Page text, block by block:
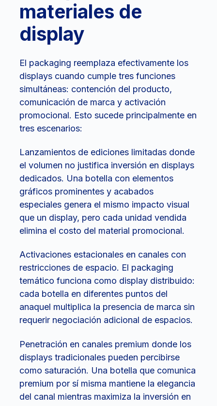
materiales de
display
El packaging reemplaza efectivamente los
displays cuando cumple tres funciones
simultáneas: contención del producto,
comunicación de marca y activación
promocional. Esto sucede principalmente en
tres escenarios:
Lanzamientos de ediciones limitadas donde
el volumen no justifica inversión en displays
dedicados. Una botella con elementos
gráficos prominentes y acabados
especiales genera el mismo impacto visual
que un display, pero cada unidad vendida
elimina el costo del material promocional.
Activaciones estacionales en canales con
restricciones de espacio. El packaging
temático funciona como display distribuido:
cada botella en diferentes puntos del
anaquel multiplica la presencia de marca sin
requerir negociación adicional de espacios.
Penetración en canales premium donde los
displays tradicionales pueden percibirse
como saturación. Una botella que comunica
premium por sí misma mantiene la elegancia
del canal mientras maximiza la inversión en